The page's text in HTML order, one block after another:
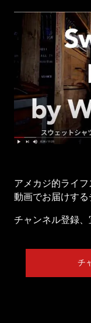
アメカジ的ライ
動画でお届けする
チャンネル登録、
チ